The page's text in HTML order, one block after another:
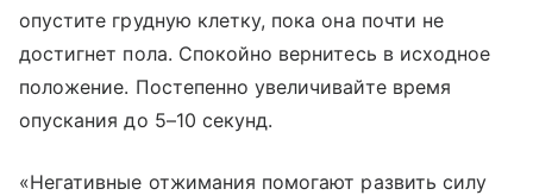
опустите грудную клетку, пока она почти не
достигнет пола. Спокойно вернитесь в исходное
положение. Постепенно увеличивайте время
опускания до 5–10 секунд.
«Негативные отжимания помогают развить силу